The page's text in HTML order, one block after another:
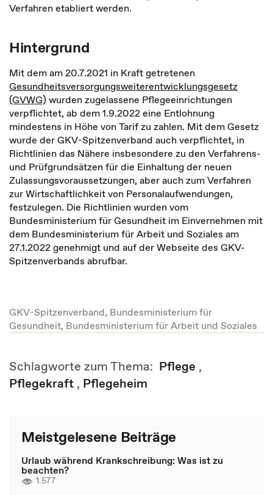
Verfahren etabliert werden.
Hintergrund
Mit dem am 20.7.2021 in Kraft getretenen
Gesundheitsversorgungsweiterentwicklungsgesetz
(GVWG) wurden zugelassene Pflegeeinrichtungen
verpflichtet, ab dem 1.9.2022 eine Entlohnung
mindestens in Höhe von Tarif zu zahlen. Mit dem Gesetz
wurde der GKV-Spitzenverband auch verpflichtet, in
Richtlinien das Nähere insbesondere zu den Verfahrens-
und Prüfgrundsätzen für die Einhaltung der neuen
Zulassungsvoraussetzungen, aber auch zum Verfahren
zur Wirtschaftlichkeit von Personalaufwendungen,
festzulegen. Die Richtlinien wurden vom
Bundesministerium für Gesundheit im Einvernehmen mit
dem Bundesministerium für Arbeit und Soziales am
27.1.2022 genehmigt und auf der Webseite des GKV-
Spitzenverbands abrufbar.
GKV-Spitzenverband, Bundesministerium für
Gesundheit, Bundesministerium für Arbeit und Soziales
Schlagworte zum Thema: Pflege ,
Pflegekraft , Pflegeheim
Meistgelesene Beiträge
Urlaub während Krankschreibung: Was ist zu
beachten?
1.577